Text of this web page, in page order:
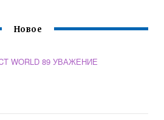
Новое
WORLD 89 УВАЖЕНИЕ